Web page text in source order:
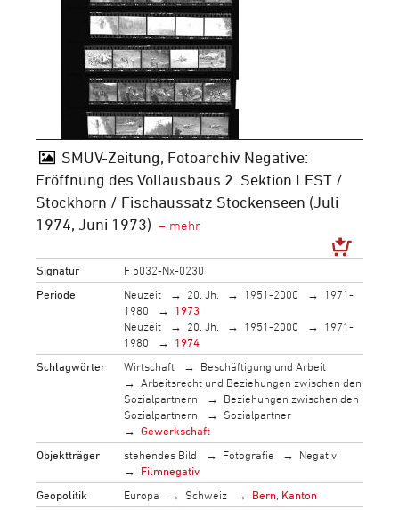
SMUV-Zeitung, Fotoarchiv Negative:
Eröffnung des Vollausbaus 2. Sektion LEST /
Stockhorn / Fischaussatz Stockenseen (Juli
1974, Juni 1973)
Signatur
F 5032-Nx-0230
Periode
Neuzeit 20. Jh. 1951-2000
1971-
1980
1973
Neuzeit
20. Jh. 1951-2000
1971-
1980
1974
Schlagwörter
Wirtschaft
Beschäftigung und Arbeit
Arbeitsrecht und Beziehungen zwischen den
Sozialpartnern
Beziehungen zwischen den
Sozialpartnern
Sozialpartner
Gewerkschaft
Objektträger
stehendes Bild Fotografie
Negativ
Filmnegativ
Geopolitik
Europa Schweiz
Bern, Kanton